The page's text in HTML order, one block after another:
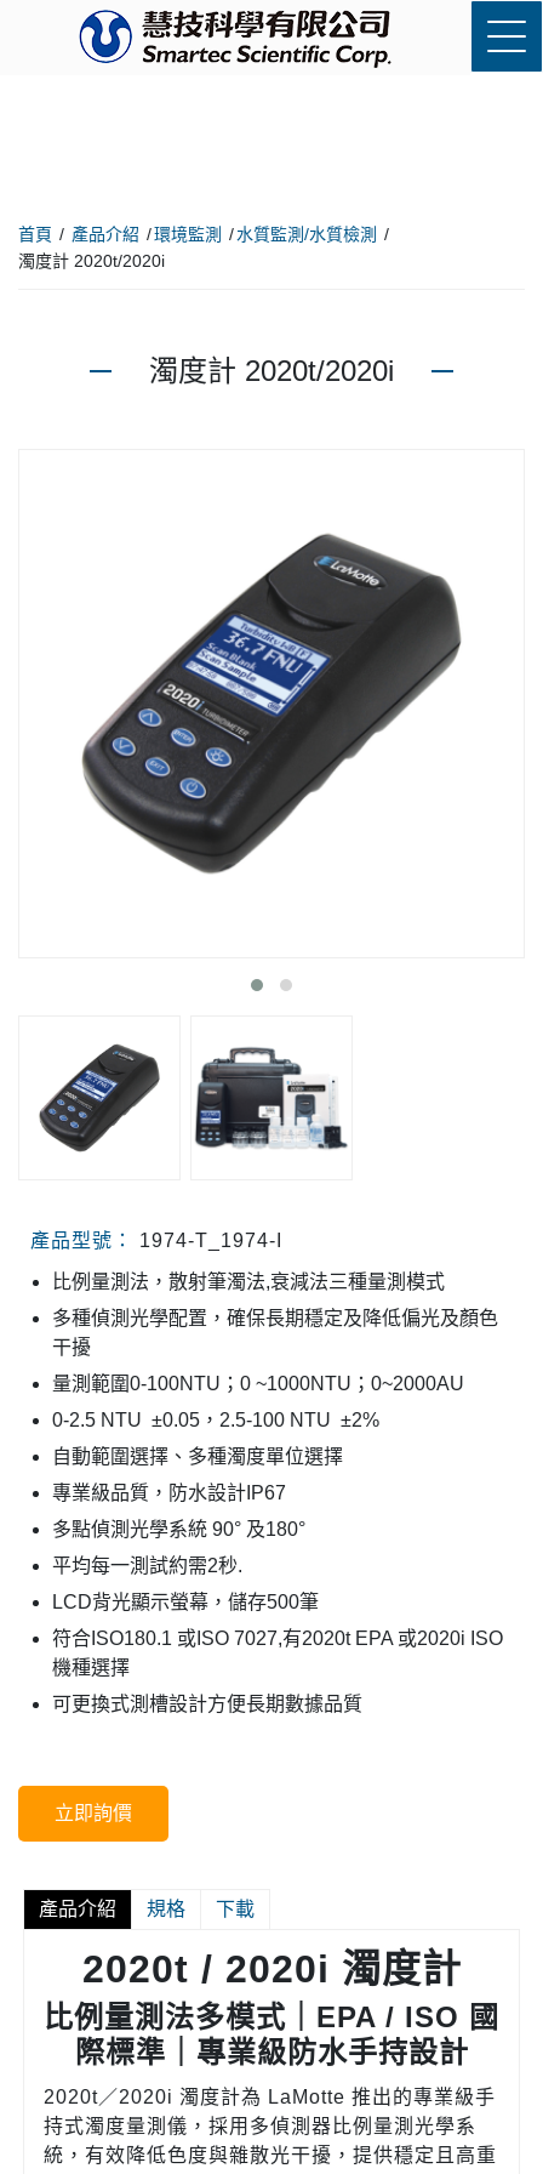
首頁 產品介紹 環境監測
水質監測/水質檢測
濁度計 2020t/2020i
濁度計 2020t/2020i
產品型號： 1974-T_1974-I
比例量測法，散射筆濁法,衰減法三種量測模式
多種偵測光學配置，確保長期穩定及降低偏光及顏色
干擾
量測範圍0-100NTU；0 ~1000NTU；0~2000AU
0-2.5 NTU ±0.05， 2.5-100 NTU ±2%
自動範圍選擇、多種濁度單位選擇
專業級品質，防水設計IP67
多點偵測光學系統 90° 及180°
平均每一測試約需2秒.
LCD背光顯示螢幕，儲存500筆
符合ISO180.1 或ISO 7027,有2020t EPA 或2020i ISO
機種選擇
可更換式測槽設計方便長期數據品質
立即詢價
產品介紹 規格 下載
2020t / 2020i 濁度計
比例量測法多模式｜EPA / ISO 國
際標準｜專業級防水手持設計
2020t／2020i 濁度計為 LaMotte 推出的專業級手
持式濁度量測儀，採用多偵測器比例量測光學系
統，有效降低色度與雜散光干擾，提供穩定且高重